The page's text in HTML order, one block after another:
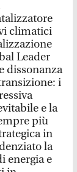
climatici
Leader
dissonanza
i
e la
più
in
la
energia e